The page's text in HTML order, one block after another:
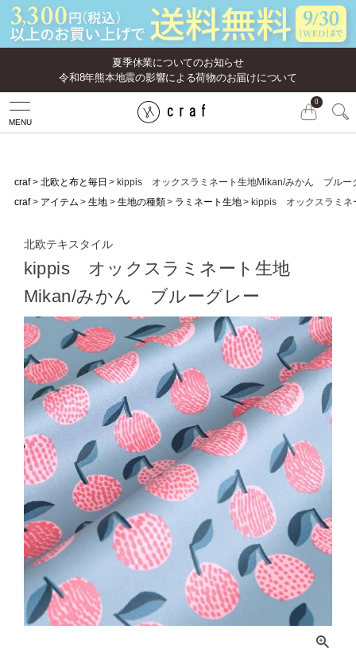
夏季休業についてのお知らせ
令和8年熊本地震の影響による荷物のお届けについて
MENU
0
craf 北欧と布と毎日
kippis オックスラミネート生地Mikan/みかん ブルー
craf
アイテム 生地 生地の種類 ラミネート生地 kippis オックスラミネ
北欧テキスタイル
kippis オックスラミネート生地
Mikan/みかん ブルーグレー